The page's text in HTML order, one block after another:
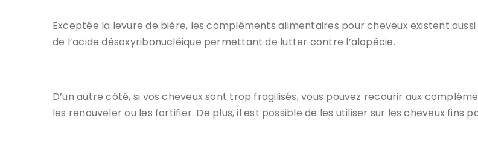
Exceptée la levure de bière, les compléments alimentaires pour cheveux existent
de l’acide désoxyribonucléique permettant de lutter contre l’alopécie.
D’un autre côté, si vos cheveux sont trop fragilisés, vous pouvez recourir aux
les renouveler ou les fortifier. De plus, il est possible de les utiliser sur les cheveux fins